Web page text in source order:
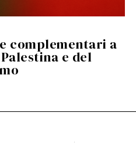
complementari a
e del